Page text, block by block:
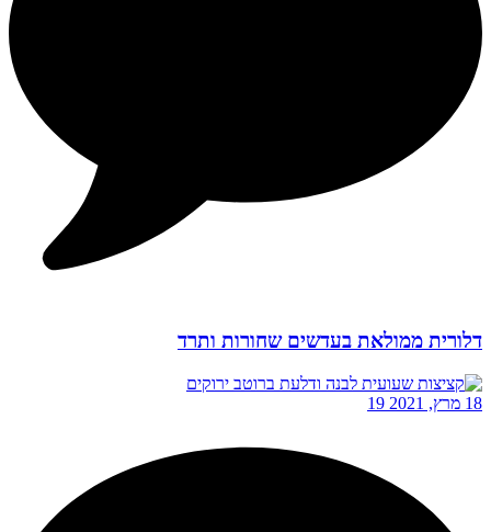
דלורית ממולאת בעדשים שחורות ותרד
18 מרץ, 2021 19